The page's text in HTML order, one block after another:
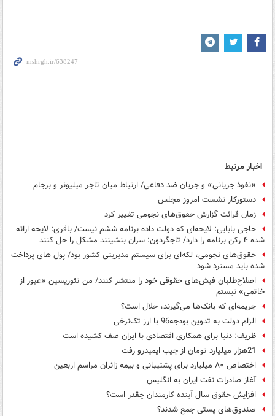
اخبار مرتبط
«نفوذ جریانی» و جریان ضد دفاعی/ ارتباط میان تاجر میلیونر و برجام
دستورکار نشست امروز مجلس
زمان قرائت گزارش حقوق‌های نجومی تغییر کرد
حاجی بابایی: لایحه‌ای که دولت داده برنامه ششم نیست/ باقری: لایحه ارائه
شده ۴ رکن برنامه را دارد/ تاجگردون: سران بنشینند مشکل را حل کنند
حقوق‌های نجومی، لکه‌ای برای سیستم مدیریتی کشور بود/ پول های پرداخت
شده باید مسترد شود
اصلاح‌طلبان فیش‌های حقوقی خود را منتشر کنند/ من تئوریسین «عبور از
خاتمی» نیستم
جریمه‌ای که بانک‌ها می‌گیرند، حلال است؟
الزام دولت به تدوین بودجه96 با ارز تک‌نرخی
ظریف: دنیا برای همکاری اقتصادی با ایران صف کشیده است
21هزار میلیارد تومان از جیب ایمیدرو رفت
اختصاص ۸۰ میلیارد برای پشتیبانی و بیمه زائران مراسم اربعین
آغاز صادرات نفت ایران به انگلیس
افزایش حقوق سال آینده کارمندان چقدر است؟
صندوق‌های پستی جمع شدند؟